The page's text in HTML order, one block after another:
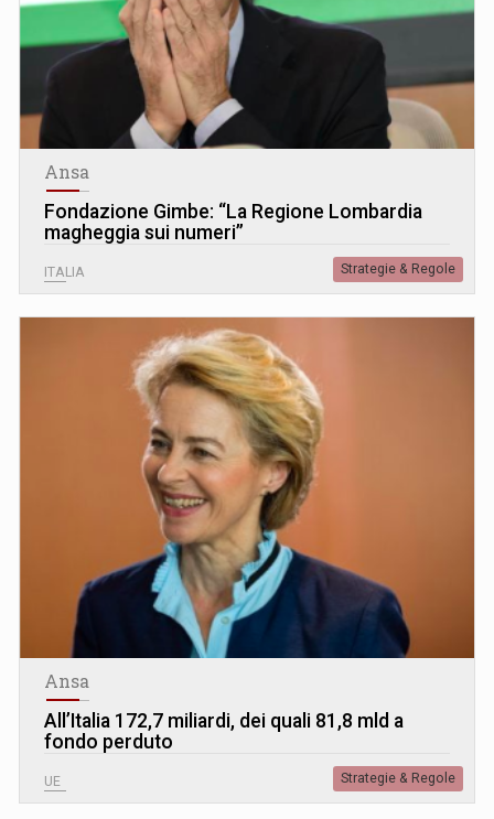
Ansa
Fondazione Gimbe: “La Regione Lombardia
magheggia sui numeri”
ITALIA Strategie & Regole
Ansa
All’Italia 172,7 miliardi, dei quali 81,8 mld a
fondo perduto
UE Strategie & Regole